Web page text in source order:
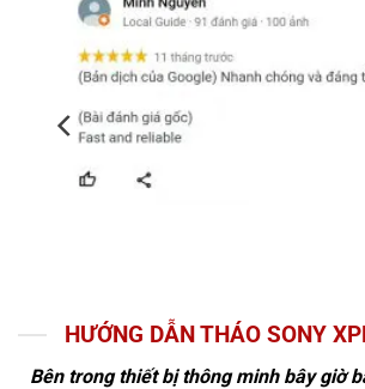
HƯỚNG DẪN THÁO SONY
Bên trong thiết bị thông minh bây giờ